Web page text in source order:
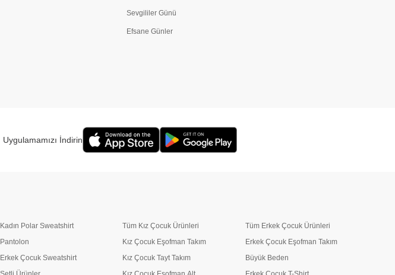
Sevgililer Günü
Efsane Günler
Uygulamamızı İndirin
Kadın Polar Sweatshirt
Pantolon
Erkek Çocuk Sweatshirt
Tüm Kız Çocuk Ürünleri
Kız Çocuk Eşofman Takım
Kız Çocuk Tayt Takım
Tüm Erkek Çocuk Ürünleri
Erkek Çocuk Eşofman Takım
Büyük Beden